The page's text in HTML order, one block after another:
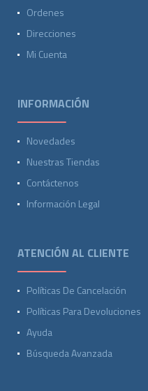
Ordenes
Direcciones
Mi Cuenta
INFORMACIÓN
Novedades
Nuestras Tiendas
Contáctenos
Información Legal
ATENCIÓN AL CLIENTE
Políticas De Cancelación
Políticas Para Devoluciones
Ayuda
Búsqueda Avanzada